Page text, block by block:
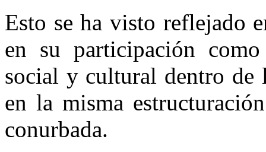
Esto se ha visto reflejado
en su participación
social y cultural dentro de
en la misma
conurbada.